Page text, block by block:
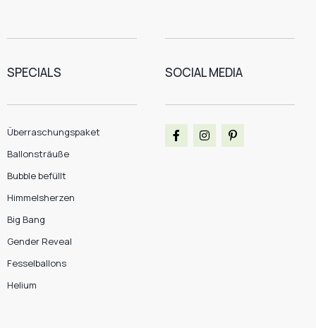
SPECIALS
Überraschungspaket
Ballonsträuße
Bubble befüllt
Himmelsherzen
Big Bang
Gender Reveal
Fesselballons
Helium
SOCIAL MEDIA